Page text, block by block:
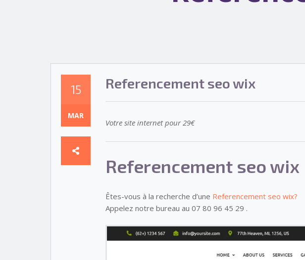
15
MAR
Referencement seo wix
Votre site internet pour 29€
Referencement seo wix
Êtes-vous à la recherche d’une Referencement seo wix?
Appelez notre bureau au 07 80 96 45 29 .